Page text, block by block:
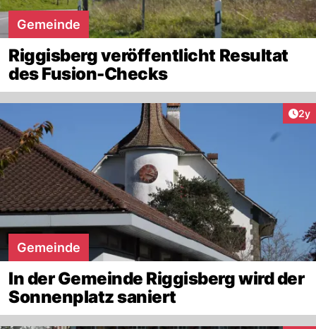
Gemeinde
Riggisberg veröffentlicht Resultat
des Fusion-Checks
2y
Gemeinde
In der Gemeinde Riggisberg wird der
Sonnenplatz saniert